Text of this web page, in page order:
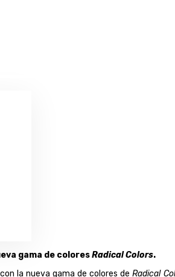
gama de coloresRadical Colors.
la nueva gama de colores de Radical